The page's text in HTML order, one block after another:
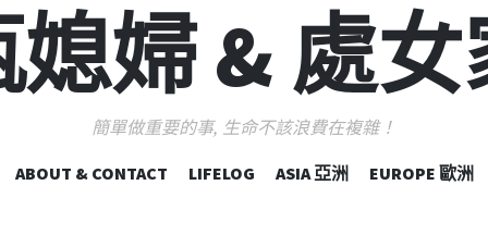
婦 & 處
簡單做重要的事, 生命不該浪費在複雜！
跳
ABOUT & CONTACT LIFELOG ASIA 亞洲 EUROPE 歐洲